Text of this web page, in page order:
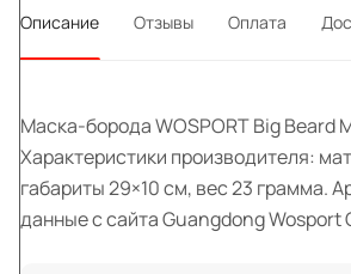
Описание Отзывы Оплата
Маска-борода WOSPORT Big Beard
Характеристики производителя:
габариты 29×10 см, вес 23 грамма.
данные с сайта Guangdong Wosport